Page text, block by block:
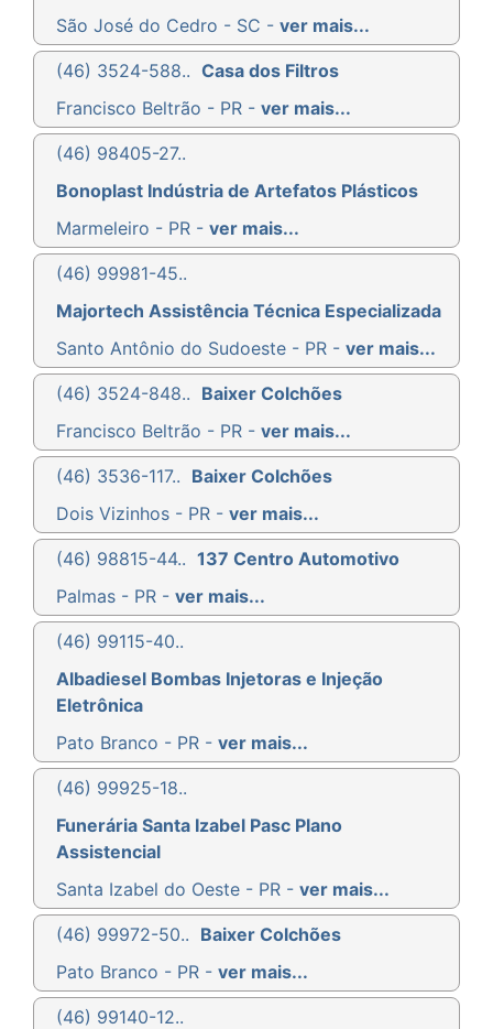
São José do Cedro - SC - ver mais...
(46) 3524-588.. Casa dos Filtros
Francisco Beltrão - PR - ver mais...
(46) 98405-27..
Bonoplast Indústria de Artefatos Plásticos
Marmeleiro - PR - ver mais...
(46) 99981-45..
Majortech Assistência Técnica Especializada
Santo Antônio do Sudoeste - PR - ver mais...
(46) 3524-848.. Baixer Colchões
Francisco Beltrão - PR - ver mais...
(46) 3536-117.. Baixer Colchões
Dois Vizinhos - PR - ver mais...
(46) 98815-44.. 137 Centro Automotivo
Palmas - PR - ver mais...
(46) 99115-40..
Albadiesel Bombas Injetoras e Injeção
Eletrônica
Pato Branco - PR - ver mais...
(46) 99925-18..
Funerária Santa Izabel Pasc Plano
Assistencial
Santa Izabel do Oeste - PR - ver mais...
(46) 99972-50.. Baixer Colchões
Pato Branco - PR - ver mais...
(46) 99140-12..